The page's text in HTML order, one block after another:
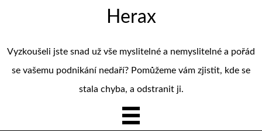
Herax
Vyzkoušeli jste snad už vše myslitelné a nemyslitelné a pořád
se vašemu podnikání nedaří? Pomůžeme vám zjistit, kde se
stala chyba, a odstranit ji.